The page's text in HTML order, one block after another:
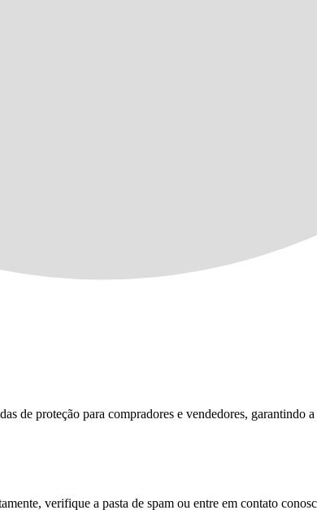
de proteção para compradores e vendedores, garantindo
verifique a pasta de spam ou entre em contato